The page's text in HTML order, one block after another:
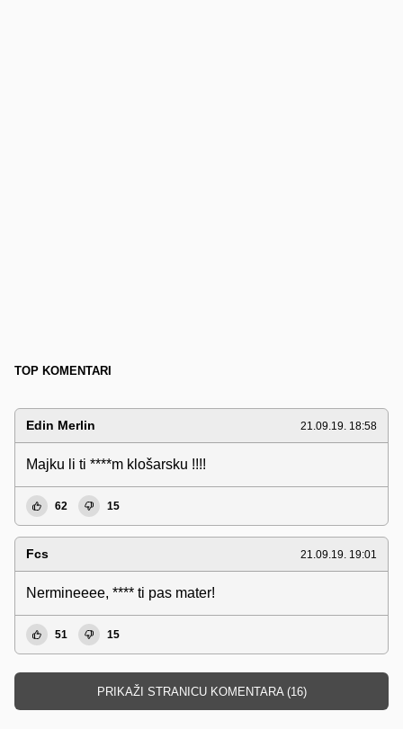
TOP KOMENTARI
Edin Merlin 21.09.19. 18:58
Majku li ti ****m klošarsku !!!!
62 15
Fcs 21.09.19. 19:01
Nermineeee, **** ti pas mater!
51 15
PRIKAŽI STRANICU KOMENTARA (16)